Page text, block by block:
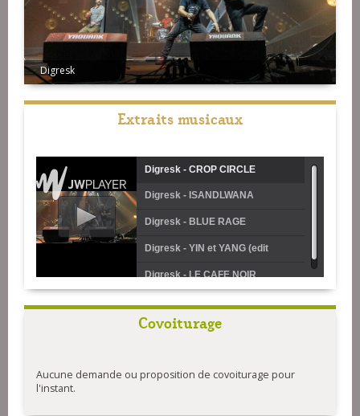
Digresk
Extraits musicaux
Digresk - CROP CIRCLE
Digresk - ISANDLWANA
Digresk - BLUE RAGE
Digresk - YIN et YANG (edit
radio)
Digresk - LE CAFE NOIR
Covoiturage
Aucune demande ou proposition de covoiturage pour
l'instant.